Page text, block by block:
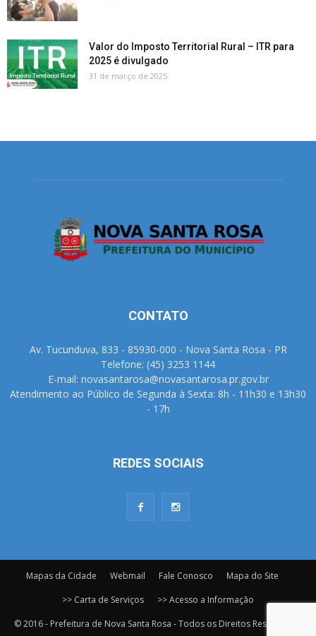
Valor do Imposto Territorial Rural – ITR para
2025 é divulgado
31 de março de 2025
CONTATO
Av. Tucunduva, 833 - 85930-000 - Nova Santa Rosa - PR
Telefone: (45) 3253 1144
E-mail: novasantarosa@novasantarosa.pr.gov.br
Atendimento ao Público de Segunda à Sexta: 8h - 11h30 e 13h30
- 17h
REDES SOCIAIS
Mapas da Cidade Webmail Fale Conosco
Mapa do Site
>> Carta de Serviços
>> Acesso a Informação
© 2016 - Prefeitura de Nova Santa Rosa - Todos os Direitos Reservados.